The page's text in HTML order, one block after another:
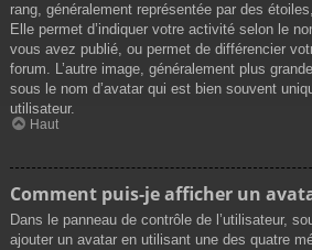
rang, généralement représentée par des
Elle permet d’indiquer votre activité selon le
vous avez publié, ou permet de différencier
forum. L’autre image, généralement plus
sous le nom d’avatar qui est bien souvent
utilisateur.
Haut
Comment puis-je afficher un
Dans le panneau de contrôle de l’utilisateur,
ajouter un avatar en utilisant une des quatre